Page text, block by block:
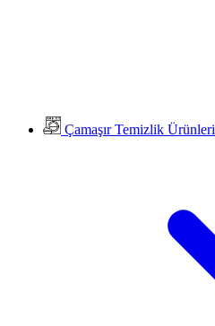
Çamaşır Temizlik Ürünleri